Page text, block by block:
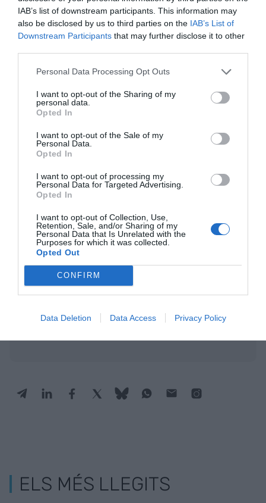
IAB’s list of downstream participants. This information may
also be disclosed by us to third parties on the IAB’s List of
Downstream Participants that may further disclose it to other
Personal Data Processing Opt Outs
I want to opt-out of the Sharing of my
personal data.
Opted In
I want to opt-out of the Sale of my
Personal Data.
Opted In
I want to opt-out of processing my
Personal Data for Targeted Advertising.
Opted In
I want to opt-out of Collection, Use,
Retention, Sale, and/or Sharing of my
Personal Data that Is Unrelated with the
Purposes for which it was collected.
Opted Out
CONFIRM
Data Deletion Data Access Privacy Policy
Les centrals hidroelèctriques reversibles o de
de superior i un d'inferior. En les hores del dia en
què hi ha sobreproducció d'energia al sistema
gràcies a les renovables (les hores de sol o de més
vent), les centrals consumeixen energia bombant
aigua cap a la bassa superior; mentre que les
hores de més demanda d'energia, deixen caure
l'aigua i la turbinen cap a la bassa inferior per
generar l'electricitat necessària. D'aquesta
complementa amb la generació d'energia
fotovoltaica i eòlica i contribueix a estabilitzar el
sistema energètic i a equilibrar el mercat elèctric.
Google de forma gratuïta
Estigues informat amb les últimes notícies d'actualitat
ELS MÉS LLEGITS